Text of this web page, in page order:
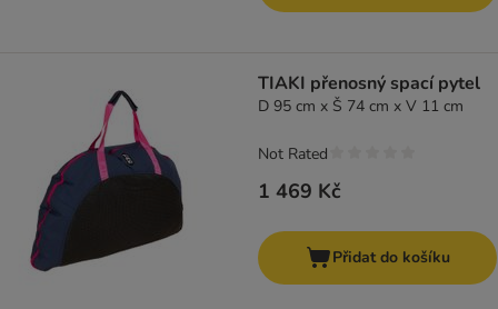
TIAKI přenosný spací pytel
D 95 cm x Š 74 cm x V 11 cm
1 469 Kč
Not Rated
Přidat do košíku